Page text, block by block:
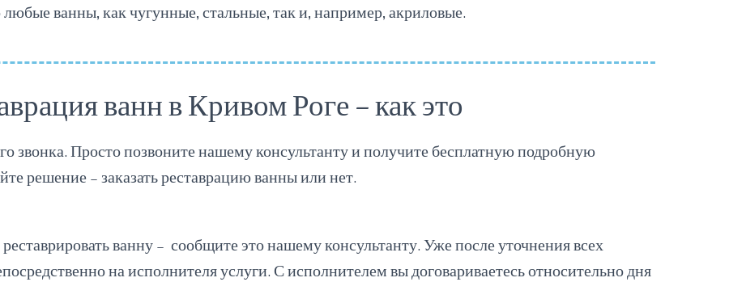
ванны, как чугунные, стальные, так и, например, акриловые.
ванн в Кривом Роге - как это
звонка. Просто позвоните нашему консультанту и получите бесплатную подробную
решение – заказать реставрацию ванны или нет.
ванну – сообщите это нашему консультанту. Уже после уточнения всех
на исполнителя услуги. С исполнителем вы договариваетесь относительно дня